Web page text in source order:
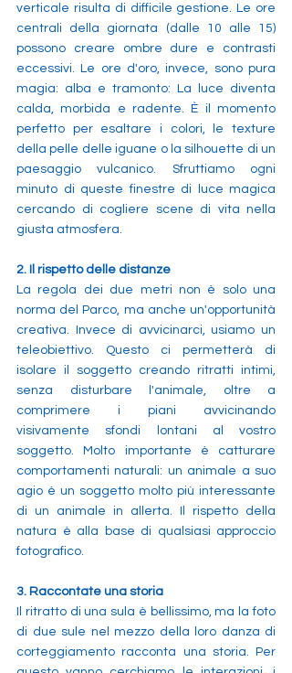
verticale risulta di difficile gestione. Le ore
centrali della giornata (dalle 10 alle 15)
possono creare ombre dure e contrasti
eccessivi. Le ore d'oro, invece, sono pura
magia: alba e tramonto: La luce diventa
calda, morbida e radente. È il momento
perfetto per esaltare i colori, le texture
della pelle delle iguane o la silhouette di un
paesaggio vulcanico. Sfruttiamo ogni
minuto di queste finestre di luce magica
cercando di cogliere scene di vita nella
giusta atmosfera.
2. Il rispetto delle distanze
La regola dei due metri non è solo una
norma del Parco, ma anche un'opportunità
creativa. Invece di avvicinarci, usiamo un
teleobiettivo. Questo ci permetterà di
isolare il soggetto creando ritratti intimi,
senza disturbare l'animale, oltre a
comprimere i piani avvicinando
visivamente sfondi lontani al vostro
soggetto. Molto importante è catturare
comportamenti naturali: un animale a suo
agio è un soggetto molto più interessante
di un animale in allerta. Il rispetto della
natura è alla base di qualsiasi approccio
fotografico.
3. Raccontate una storia
Il ritratto di una sula è bellissimo, ma la foto
di due sule nel mezzo della loro danza di
corteggiamento racconta una storia. Per